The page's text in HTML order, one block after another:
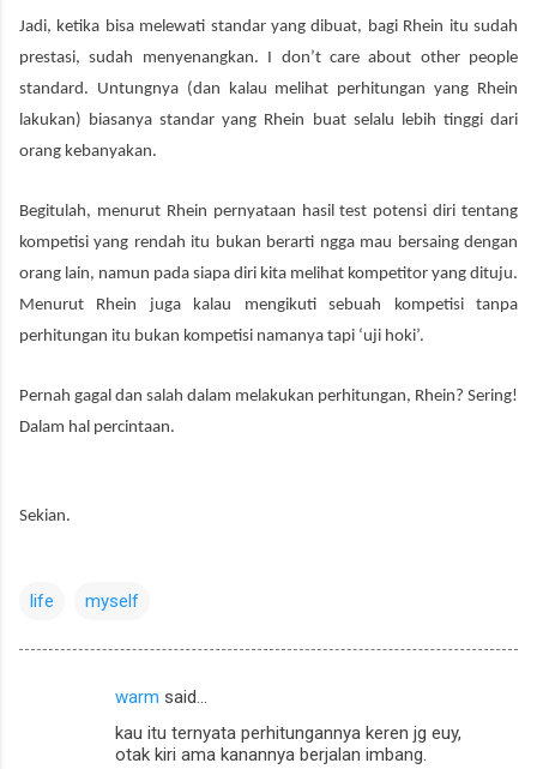
Jadi, ketika bisa melewati standar yang dibuat, bagi Rhein itu sudah
prestasi, sudah menyenangkan. I don’t care about other people
standard. Untungnya (dan kalau melihat perhitungan yang Rhein
lakukan) biasanya standar yang Rhein buat selalu lebih tinggi dari
orang kebanyakan.
Begitulah, menurut Rhein pernyataan hasil test potensi diri tentang
kompetisi yang rendah itu bukan berarti ngga mau bersaing dengan
orang lain, namun pada siapa diri kita melihat kompetitor yang dituju.
Menurut Rhein juga kalau mengikuti sebuah kompetisi tanpa
perhitungan itu bukan kompetisi namanya tapi ‘uji hoki’.
Pernah gagal dan salah dalam melakukan perhitungan, Rhein? Sering!
Dalam hal percintaan.
Sekian.
life myself
warm said…
kau itu ternyata perhitungannya keren jg euy,
otak kiri ama kanannya berjalan imbang.